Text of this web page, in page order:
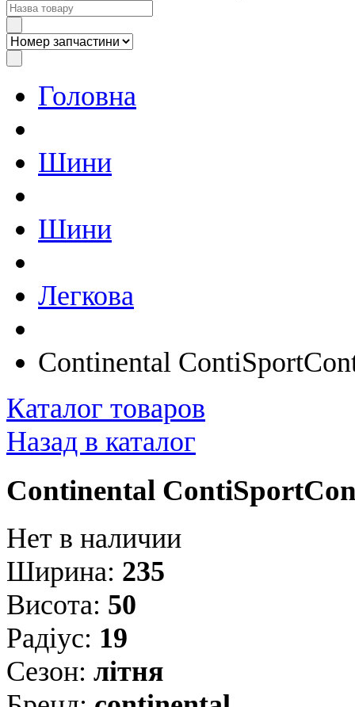
Головна
Шини
Шини
Легкова
Continental
Каталог товаров
Назад в каталог
Continental
Нет в наличии
Ширина: 235
Висота: 50
Радіус: 19
Сезон: літня